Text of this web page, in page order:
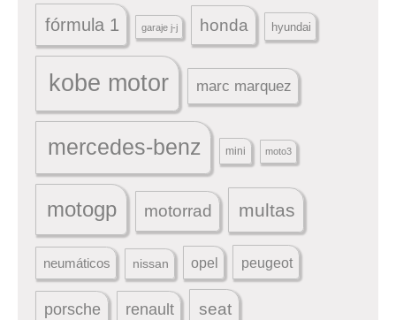
fórmula 1 garaje j-j honda hyundai
kobe motor marc marquez
mercedes-benz mini moto3
motogp motorrad multas
neumáticos nissan opel peugeot
porsche renault seat